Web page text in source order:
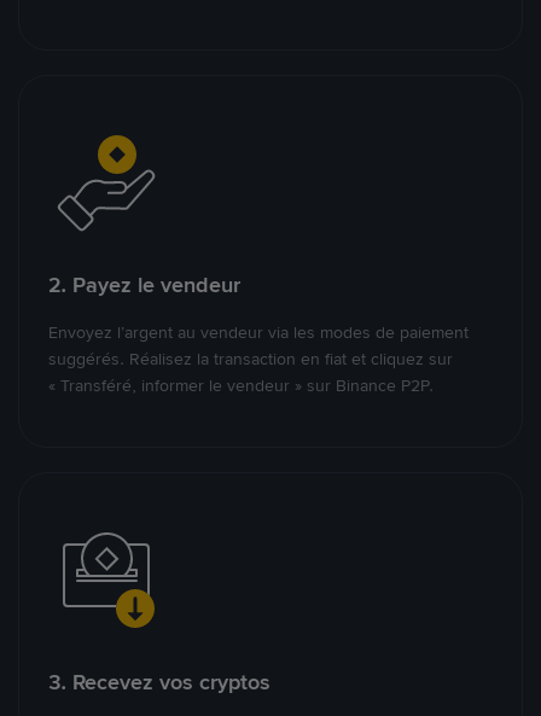
2. Payez le vendeur
Envoyez l’argent au vendeur via les modes de paiement
suggérés. Réalisez la transaction en fiat et cliquez sur
« Transféré, informer le vendeur » sur Binance P2P.
3. Recevez vos cryptos